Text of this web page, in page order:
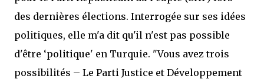
des dernières élections. Interrogée sur ses idées
politiques, elle m'a dit qu'il n'est pas possible
d'être ‘politique' en Turquie. "Vous avez trois
possibilités – Le Parti Justice et Développement